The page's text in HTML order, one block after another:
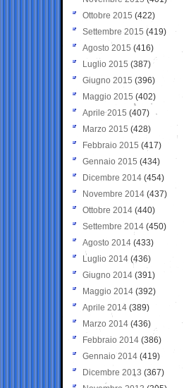
Ottobre 2015 (422)
Settembre 2015 (419)
Agosto 2015 (416)
Luglio 2015 (387)
Giugno 2015 (396)
Maggio 2015 (402)
Aprile 2015 (407)
Marzo 2015 (428)
Febbraio 2015 (417)
Gennaio 2015 (434)
Dicembre 2014 (454)
Novembre 2014 (437)
Ottobre 2014 (440)
Settembre 2014 (450)
Agosto 2014 (433)
Luglio 2014 (436)
Giugno 2014 (391)
Maggio 2014 (392)
Aprile 2014 (389)
Marzo 2014 (436)
Febbraio 2014 (386)
Gennaio 2014 (419)
Dicembre 2013 (367)